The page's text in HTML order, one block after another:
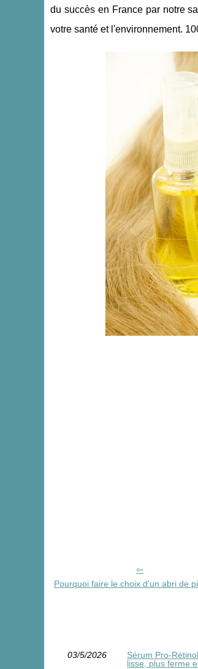
du succès en France par notre
votre santé et l'environnement.
Pourquoi faire le choix d'un abri de
03/5/2026
Sérum
lisse, plus ferme